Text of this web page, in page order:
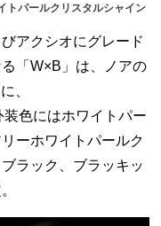
トパールクリスタルシャイン
アクシオにグレード
「W×B」は、ノアの
、
装色にはホワイトパー
ーホワイトパールク
ラック、ブラッキッ